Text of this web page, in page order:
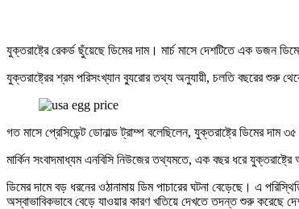
যুক্তরাষ্ট্রে রেকর্ড ছুঁয়েছে ডিমের দাম। মার্চ মাসে দেশটিতে এক ডজন
যুক্তরাষ্ট্রের শ্রম পরিসংখ্যান ব্যুরোর তথ্য অনুযায়ী, চলতি বছরের শুরু
গত মাসে প্রেসিডেন্ট ডোনাল্ড ট্রাম্প বলেছিলেন, যুক্তরাষ্ট্রে ডিমের
মার্কিন সংবাদমাধ্যম এনবিসি নিউজের তথ্যমতে, এক বছর ধরে
ডিমের দামে বড় ধরনের ওঠানামায় ডিম পাচারের ঘটনা বেড়েছে। এ
অস্বাভাবিকভাবে বেড়ে যাওয়ার কারণ খতিয়ে দেখতে তদন্ত শুরু করেছে